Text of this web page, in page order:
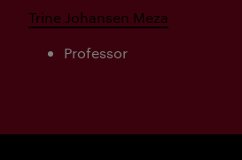
Trine Johansen Meza
Professor